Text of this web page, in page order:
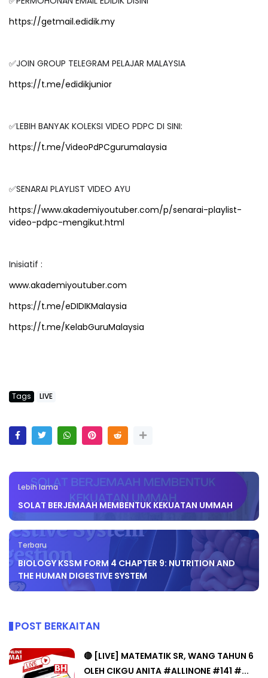
https://getmail.edidik.my
✅JOIN GROUP TELEGRAM PELAJAR MALAYSIA
https://t.me/edidikjunior
✅LEBIH BANYAK KOLEKSI VIDEO PDPC DI SINI:
https://t.me/VideoPdPCgurumalaysia
✅SENARAI PLAYLIST VIDEO AYU
https://www.akademiyoutuber.com/p/senarai-playlist-
video-pdpc-mengikut.html
Inisiatif :
www.akademiyoutuber.com
https://t.me/eDIDIKMalaysia
https://t.me/KelabGuruMalaysia
Tags LIVE
Lebih lama
SOLAT BERJEMAAH MEMBENTUK KEKUATAN UMMAH
Terbaru
BIOLOGY KSSM FORM 4 CHAPTER 9: NUTRITION AND
THE HUMAN DIGESTIVE SYSTEM
POST BERKAITAN
🔴 [LIVE] MATEMATIK SR, WANG TAHUN 6
OLEH CIKGU ANITA #ALLINONE #141 #...